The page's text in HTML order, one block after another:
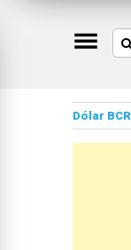
Dólar